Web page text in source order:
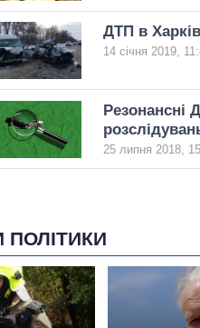
ДТП в
14 січня 2019,
Резонансні
25 липня 2018,
ПОЛІТИКИ